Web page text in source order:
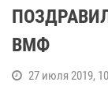
ВМФ
27 июля 2019,